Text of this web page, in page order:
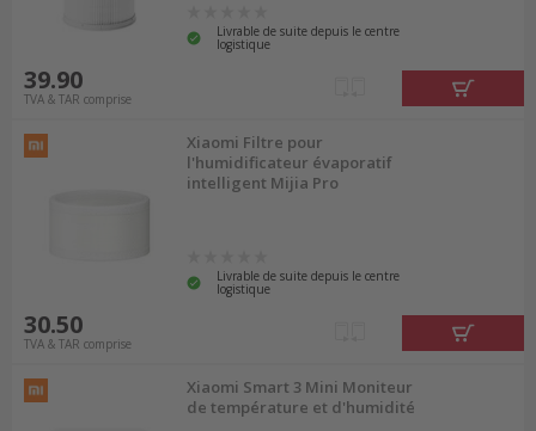
Livrable de suite depuis le centre
logistique
39.90
TVA & TAR comprise
Xiaomi Filtre pour
l'humidificateur évaporatif
intelligent Mijia Pro
Livrable de suite depuis le centre
logistique
30.50
TVA & TAR comprise
Xiaomi Smart 3 Mini Moniteur
de température et d'humidité